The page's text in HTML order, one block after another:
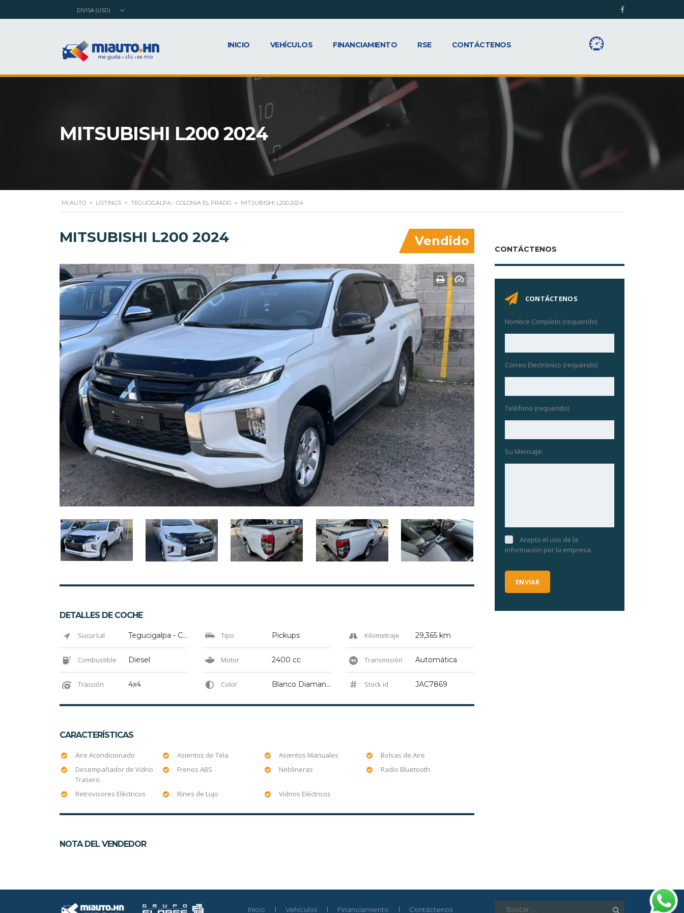
DIVISA (USD)
INICIO VEHÍCULOS FINANCIAMIENTO RSE CONTÁCTENOS
MITSUBISHI L200 2024
MI AUTO > LISTINGS > TEGUCIGALPA - COLONIA EL PRADO > MITSUBISHI L200 2024
Vendido
MITSUBISHI L200 2024
DETALLES DE COCHE
Sucursal Tegucigalpa - Colonia El Prado Tipo Pickups Kilometraje 29,365 km
Combustible Diesel Motor 2400 cc Transmisión Automática
Tracción 4x4 Color Blanco Diamante Stock id JAC7869
CARACTERÍSTICAS
Aire Acondicionado Asientos de Tela Asientos Manuales
Bolsas de Aire
Desempañador de Vidrio
Trasero
Frenos ABS Neblineras Radio Bluetooth
Retrovisores Eléctricos Rines de Lujo Vidrios Eléctricos
NOTA DEL VENDEDOR
CONTÁCTENOS
CONTÁCTENOS
Nombre Completo (requerido)
Correo Electrónico (requerido)
Teléfono (requerido)
Su Mensaje:
Acepto el uso de la
información por la empresa.
Inicio Vehículos Financiamiento Contáctenos Buscar: